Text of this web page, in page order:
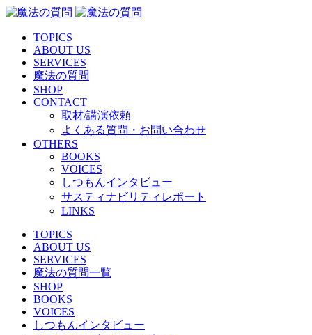
TOPICS
ABOUT US
SERVICES
魔法の質問
SHOP
CONTACT
取材/講演依頼
よくある質問・お問い合わせ
OTHERS
BOOKS
VOICES
しつもんインタビュー
サスティナビリティレポート
LINKS
TOPICS
ABOUT US
SERVICES
魔法の質問一覧
SHOP
BOOKS
VOICES
しつもんインタビュー